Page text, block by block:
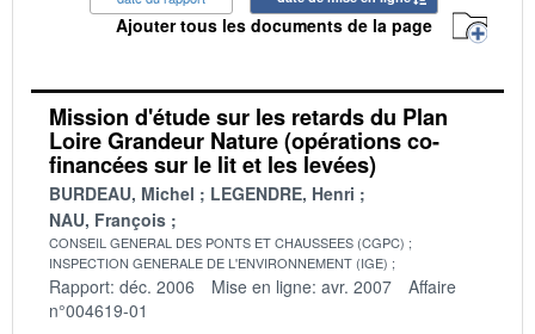
Ajouter tous les documents de la page
Mission d'étude sur les retards du Plan
Loire Grandeur Nature (opérations co-
financées sur le lit et les levées)
BURDEAU, Michel
LEGENDRE, Henri
NAU, François
CONSEIL GENERAL DES PONTS ET CHAUSSEES (CGPC)
INSPECTION GENERALE DE L'ENVIRONNEMENT (IGE)
Rapport: déc. 2006 Mise en ligne: avr. 2007
Affaire
n°004619-01